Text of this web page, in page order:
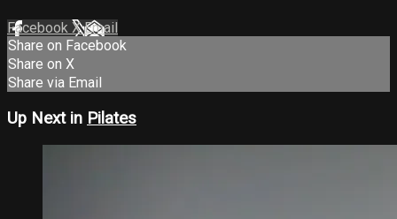
Facebook XEmail
Share on Facebook
Share on X
Share via Email
Up Next in Pilates